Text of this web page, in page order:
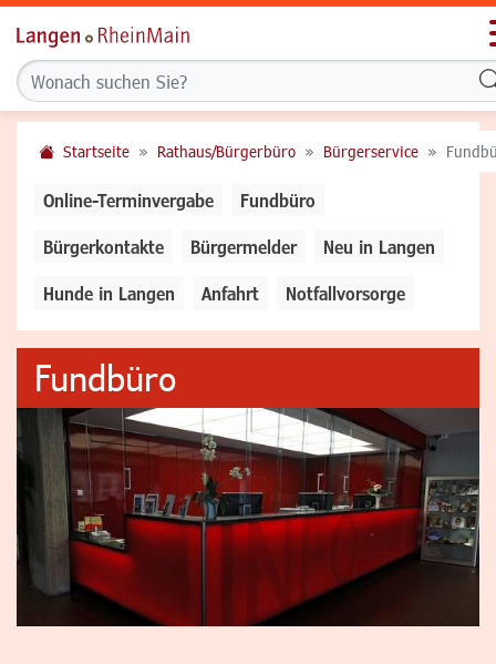
Startseite Rathaus/Bürgerbüro Bürgerservice
Online-Terminvergabe Fundbüro
Bürgerkontakte Bürgermelder Neu in Langen
Hunde in Langen Anfahrt Notfallvorsorge
Fundbüro